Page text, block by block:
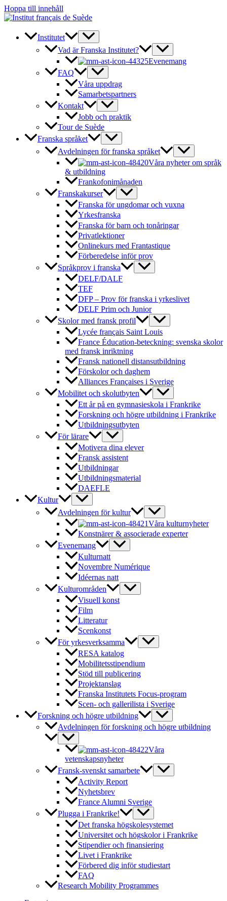
Hoppa till innehåll
Institutet
Vad är Franska Institutet?
Evenemang
FAQ
Våra uppdrag
Samarbetspartners
Kontakt
Jobb och praktik
Tour de Suède
Franska språket
Avdelningen för franska språket
Våra nyheter om språk
& utbildning
Frankofonimånaden
Franskakurser
Franska för ungdomar och vuxna
Yrkesfranska
Franska för barn och tonåringar
Privatlektioner
Onlinekurs med Frantastique
Förberedelse inför prov
Språkprov i franska
DELF/DALF
TEF
DFP – Prov för franska i yrkeslivet
DELF Prim och Junior
Skolor med fransk profil
Lycée français Saint Louis
France Éducation-beteckning: svenska skolor
med fransk inriktning
Fransk nationell distansutbildning
Förskolor och daghem
Alliances Françaises i Sverige
Mobilitet och skolutbyten
Ett år på en gymnasieskola i Frankrike
Forskning och högre utbildning i Frankrike
Utbildningsutbyten
För lärare
Motivera dina elever
Fransk assistent
Utbildningar
Utbildningsmaterial
DAEFLE
Kultur
Avdelningen för kultur
Våra kulturnyheter
Konstnärer & associerade experter
Evenemang
Kulturnatt
Novembre Numérique
Idéernas natt
Kulturområden
Visuell konst
Film
Litteratur
Scenkonst
För yrkesverksamma
RESA katalog
Mobilitetsstipendium
Stöd till publicering
Projektanslag
Franska Institutets Focus-program
Scen- och gallerilista i Sverige
Forskning och högre utbildning
Avdelningen för forskning och högre utbildning
Våra
vetenskapsnyheter
Fransk-svenskt samarbete
Activity Report
Nyhetsbrev
France Alumni Sverige
Plugga i Frankrike!
Det franska högskolesystemet
Universitet och högskolor i Frankrike
Stipendier och finansiering
Livet i Frankrike
Förbered dig inför studiestart
FAQ
Research Mobility Programmes